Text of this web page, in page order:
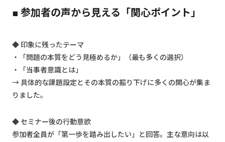
■ 参加者の声から見える「関心ポイント」
◆ 印象に残ったテーマ
・「問題の本質をどう見極めるか」（最も多くの選択）
・「当事者意識とは」
→ 具体的な課題設定とその本質の掘り下げに多くの関心が集ま
りました。
◆ セミナー後の行動意欲
参加者全員が「第一歩を踏み出したい」と回答。主な意向は以